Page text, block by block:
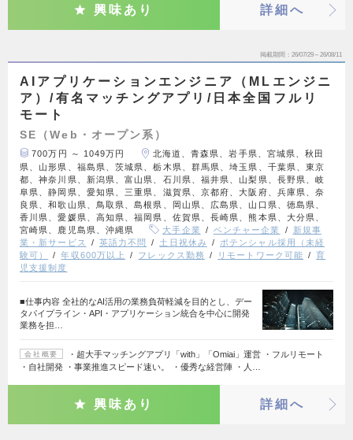
興味あり 詳細へ
掲載期間 26/07/29～26/08/11
AIアプリケーションエンジニア（MLエンジニ
ア）/有名マッチングアプリ/日本全国フルリ
モート
SE（Web・オープン系）
700万円 ～ 1049万円
北海道、青森県、岩手県、宮城県、秋田
県、山形県、福島県、茨城県、栃木県、群馬県、埼玉県、千葉県、東京
都、神奈川県、新潟県、富山県、石川県、福井県、山梨県、長野県、岐
阜県、静岡県、愛知県、三重県、滋賀県、京都府、大阪府、兵庫県、奈
良県、和歌山県、鳥取県、島根県、岡山県、広島県、山口県、徳島県、
香川県、愛媛県、高知県、福岡県、佐賀県、長崎県、熊本県、大分県、
宮崎県、鹿児島県、沖縄県
大手企業 ベンチャー企業
新規事
業・新サービス
英語力不問 土日祝休み
ポテンシャル採用（未経
験可）
年収600万以上 フレックス勤務 リモートワーク可能
育
児支援制度
■仕事内容 全社的なAI活用の業務負荷軽減を目的とし、デー
タパイプライン・API・アプリケーション統合を中心に開発
業務を担…
会社概要
・超大手マッチングアプリ「with」「Omiai」運営 ・フルリモート
・自社開発 ・事業推進スピード速い。 ・優秀な経営陣 ・人…
興味あり 詳細へ